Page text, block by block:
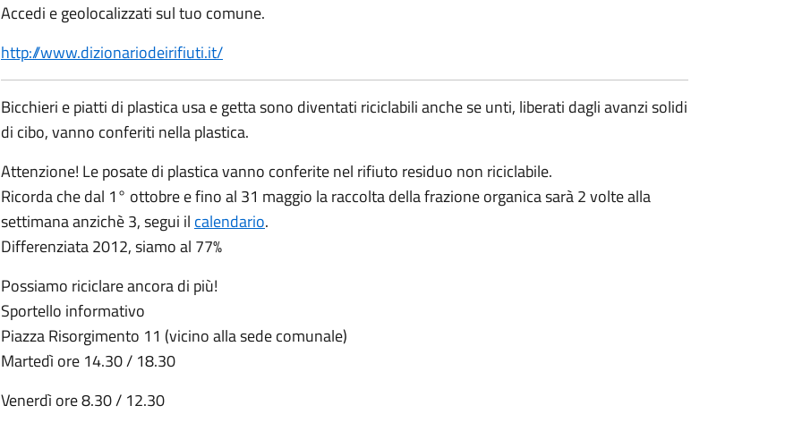
Accedi e geolocalizzati sul tuo comune.
http://www.dizionariodeirifiuti.it/
Bicchieri e piatti di plastica usa e getta sono diventati riciclabili anche se unti, liberati dagli avanzi solidi
di cibo, vanno conferiti nella plastica.
Attenzione! Le posate di plastica vanno conferite nel rifiuto residuo non riciclabile.
Ricorda che dal 1° ottobre e fino al 31 maggio la raccolta della frazione organica sarà 2 volte alla
settimana anzichè 3, segui il calendario.
Differenziata 2012, siamo al 77%
Possiamo riciclare ancora di più!
Sportello informativo
Piazza Risorgimento 11 (vicino alla sede comunale)
Martedì ore 14.30 / 18.30
Venerdì ore 8.30 / 12.30